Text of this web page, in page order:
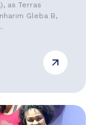
as Terras
Gleba B,